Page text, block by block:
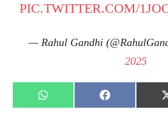
PIC.TWITTER.COM/
— Rahul Gandhi
2025
Share
on
WhatsApp
Share
on
Facebook